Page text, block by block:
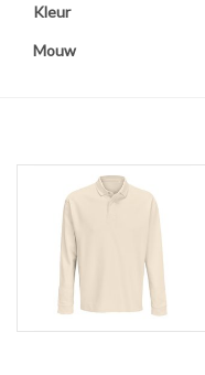
OVERHEMDEN
BODYWARMERS
DENIM / SPIJKERGOED
FLEECES
Kleur
Mouw